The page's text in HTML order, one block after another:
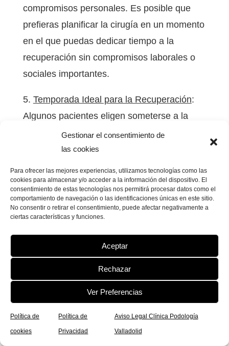
Gestionar el consentimiento de
las cookies
Para ofrecer las mejores experiencias, utilizamos tecnologías como las
cookies para almacenar y/o acceder a la información del dispositivo. El
consentimiento de estas tecnologías nos permitirá procesar datos como el
comportamiento de navegación o las identificaciones únicas en este sitio.
No consentir o retirar el consentimiento, puede afectar negativamente a
ciertas características y funciones.
Aceptar
Rechazar
Ver Preferencias
Política de
cookies
Política de
Privacidad
Aviso Legal Clínica Podología
Valladolid
compromisos personales. Es posible que
prefieras planificar la cirugía en un momento
en el que puedas dedicar tiempo a la
recuperación sin compromisos laborales o
sociales importantes.
5. Temporada Ideal para la Recuperación:
Algunos pacientes eligen someterse a la
cirugía durante períodos específicos del
año, como el invierno, para minimizar la
interrupción de actividades al aire libre y
aprovechar la temporada de calzado
cerrado, facilitando la protección del pie
durante la recuperación.
decisión de la cirugía también implica
paciencia y preparación mental. Asegúrate
de estar mentalmente listo para enfrentar el
proceso de recuperación, seguir las
recomendaciones postoperatorias y